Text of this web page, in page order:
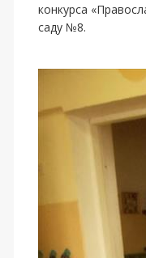
конкурса
саду №8.